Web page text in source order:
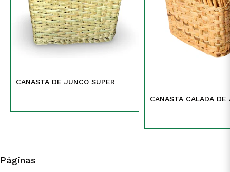
CANASTA DE JUNCO SUPER
CANASTA CALADA DE
Páginas